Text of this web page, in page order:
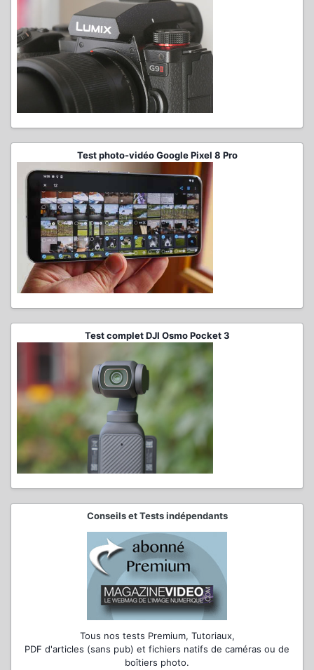
Test photo-vidéo Google Pixel 8 Pro
Test complet DJI Osmo Pocket 3
Conseils et Tests indépendants
Tous nos tests Premium, Tutoriaux,
PDF d'articles (sans pub) et fichiers natifs de caméras ou de
boîtiers photo.